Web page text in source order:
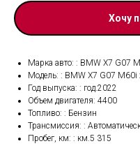
Хочу
Марка авто: : BMW X7 G07
Модель: : BMW X7 G07 M60i
Год выпуска: : год.2022
Объем двигателя: 4400
Топливо: : Бензин
Трансмиссия: :
Пробег, км: : км.5 315